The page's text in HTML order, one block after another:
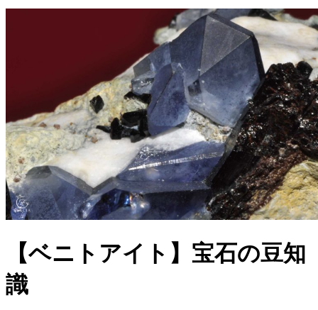
【ベニトアイト】宝石の豆知
識